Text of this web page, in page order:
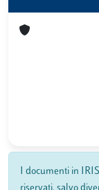
I documenti in